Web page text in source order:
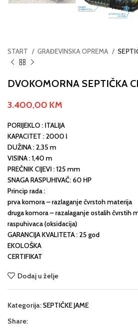
START GRAĐEVINSKA OPREMA
DVOKOMORNA SEPTIČKA
3.400,00 KM
PORIJEKLO : ITALIJA
KAPACITET : 2000 l
DUŽINA : 2,35 m
VISINA : 1,40 m
PREČNIK CIJEVI : 125 mm
SNAGA RASPUHIVAČ: 60 HP
Princip rada :
prva komora – razlaganje čvrstoh materija
druga komora – razalaganje ostalih čvrstih
raspuhivaca (oksidacija)
GARANCIJA KVALITETA : 25 god
EKOLOŠKA
CERTIFIKAT
Dodaj u želje
Kategorija:SEPTIČKE JAME
Share: